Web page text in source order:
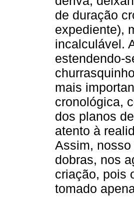
de duração
expediente),
incalculável.
estendendo-
mais
cronológica,
dos planos
atento à
Assim,
dobras, nos
criação, pois
tomado